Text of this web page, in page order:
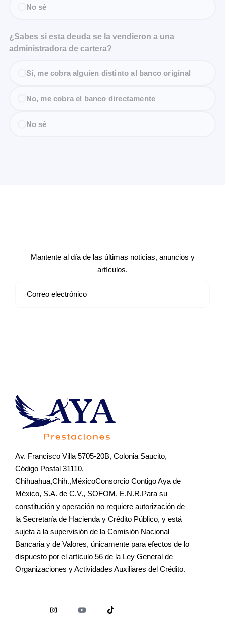
No sé
¿Sabes si esta deuda se la vendieron a una
administradora de cartera?
Sí, me cobra alguien distinto al banco original
No, me cobra el banco directamente
No sé
Mantente al día de las últimas noticias, anuncios y
artículos.
Av. Francisco Villa 5705-20B, Colonia Saucito,
Código Postal 31110,
Chihuahua,Chih.,MéxicoConsorcio Contigo Aya de
México, S.A. de C.V., SOFOM, E.N.R.Para su
constitución y operación no requiere autorización de
la Secretaría de Hacienda y Crédito Público, y está
sujeta a la supervisión de la Comisión Nacional
Bancaria y de Valores, únicamente para efectos de lo
dispuesto por el artículo 56 de la Ley General de
Organizaciones y Actividades Auxiliares del Crédito.